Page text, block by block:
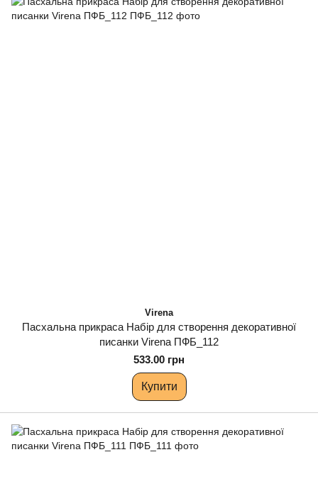
Virena
Пасхальна прикраса Набір для створення декоративної
писанки Virena ПФБ_112
533.00 грн
Купити